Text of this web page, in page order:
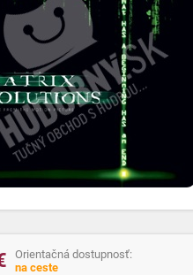
Orientačná dostupnosť:
na ceste